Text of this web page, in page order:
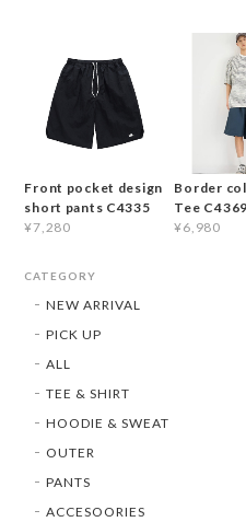
Front pocket design
short pants C4335
¥7,280
Border
Tee C4369
¥6,980
CATEGORY
NEW ARRIVAL
PICK UP
ALL
TEE & SHIRT
HOODIE & SWEAT
OUTER
PANTS
ACCESOORIES